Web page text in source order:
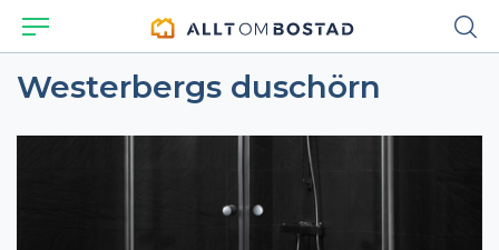
Westerbergs duschörn